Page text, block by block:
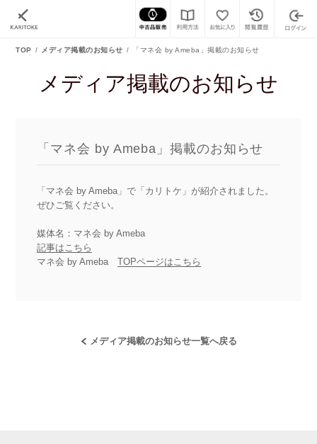
TOP メディア掲載のお知らせ 「マネ会 by Ameba」掲載のお知らせ
メディア掲載のお知らせ
「マネ会 by Ameba」掲載のお知らせ
「マネ会 by Ameba」で「カリトケ」が紹介されました。
ぜひご覧ください。
媒体名：マネ会 by Ameba
記事はこちら
マネ会 by AmebaTOPページはこちら
メディア掲載のお知らせ一覧へ戻る